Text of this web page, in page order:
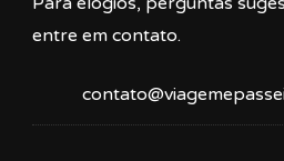
entre em contato.